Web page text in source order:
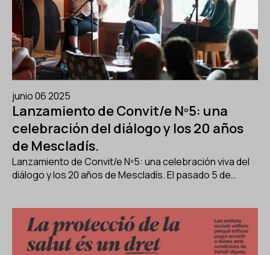
junio 06 2025
Lanzamiento de Convit/e Nº5: una
celebración del diálogo y los 20 años
de Mescladís.
Lanzamiento de Convit/e Nº5: una celebración viva del
diálogo y los 20 años de Mescladís. El pasado 5 de…